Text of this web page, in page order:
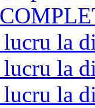
la
la
la